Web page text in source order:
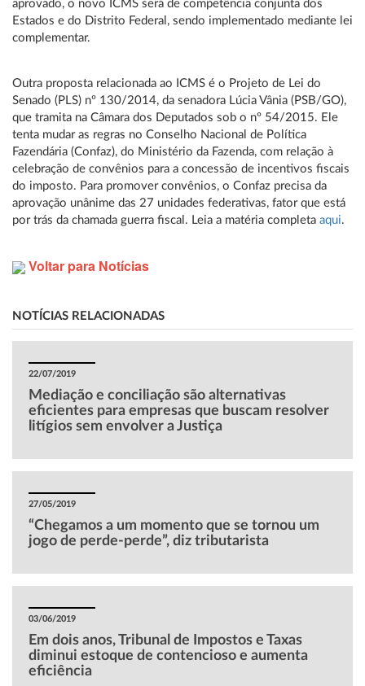
aprovado, o novo ICMS será de competência conjunta dos
Estados e do Distrito Federal, sendo implementado mediante lei
complementar.
Outra proposta relacionada ao ICMS é o Projeto de Lei do
Senado (PLS) nº 130/2014, da senadora Lúcia Vânia (PSB/GO),
que tramita na Câmara dos Deputados sob o nº 54/2015. Ele
tenta mudar as regras no Conselho Nacional de Política
Fazendária (Confaz), do Ministério da Fazenda, com relação à
celebração de convênios para a concessão de incentivos fiscais
do imposto. Para promover convênios, o Confaz precisa da
aprovação unânime das 27 unidades federativas, fator que está
por trás da chamada guerra fiscal. Leia a matéria completa aqui.
Voltar para Notícias
NOTÍCIAS RELACIONADAS
22/07/2019
Mediação e conciliação são alternativas
eficientes para empresas que buscam resolver
litígios sem envolver a Justiça
27/05/2019
“Chegamos a um momento que se tornou um
jogo de perde-perde”, diz tributarista
03/06/2019
Em dois anos, Tribunal de Impostos e Taxas
diminui estoque de contencioso e aumenta
eficiência